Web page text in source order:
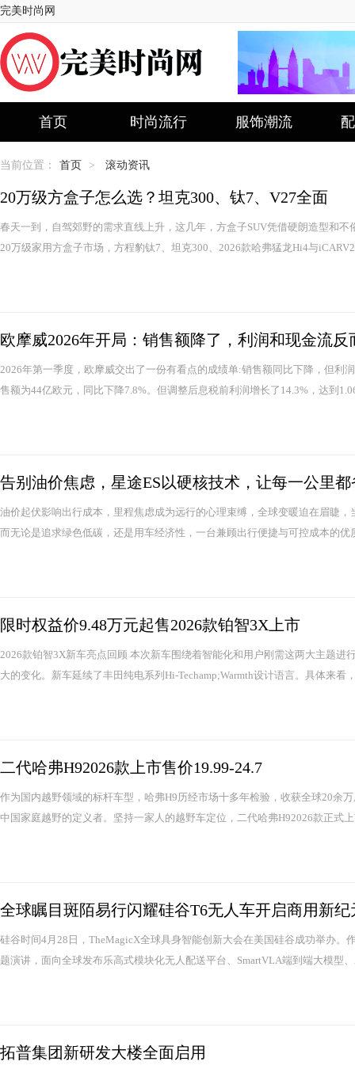
完美时尚网
首页 时尚流行 服饰潮流
当前位置： 首页 > 滚动资讯
20万级方盒子怎么选？坦克300、钛7、V27全面
春天一到，自驾郊野的需求直线上升，这几年，方盒子SUV凭借硬朗造型和
20万级家用方盒子市场，方程豹钛7、坦克300、2026款哈弗猛龙Hi4与
欧摩威2026年开局：销售额降了，利润和现金流反
2026年第一季度，欧摩威交出了一份有看点的成绩单:销售额同比下降，但利
售额为44亿欧元，同比下降7.8%。但调整后息税前利润增长了14.3%，达到
告别油价焦虑，星途ES以硬核技术，让每一公里都
油价起伏影响出行成本，里程焦虑成为远行的心理束缚，全球变暖迫在眉睫
而无论是追求绿色低碳，还是用车经济性，一台兼顾出行便捷与可控成本的
限时权益价9.48万元起售2026款铂智3X上市
2026款铂智3X新车亮点回顾 本次新车围绕着智能化和用户刚需这两大主题进
大的变化。新车延续了丰田纯电系列Hi-Techamp;Warmth设计语言。具体来看
二代哈弗H92026款上市售价19.99-24.7
作为国内越野领域的标杆车型，哈弗H9历经市场十多年检验，收获全球20余
中国家庭越野的定义者。坚持一家人的越野车定位，二代哈弗H92026款正式
全球瞩目斑陌易行闪耀硅谷T6无人车开启商用新纪
硅谷时间4月28日，TheMagicX全球具身智能创新大会在美国硅谷成功举办
题演讲，面向全球发布乐高式模块化无人配送平台、SmartVLA端到端大模型
拓普集团新研发大楼全面启用